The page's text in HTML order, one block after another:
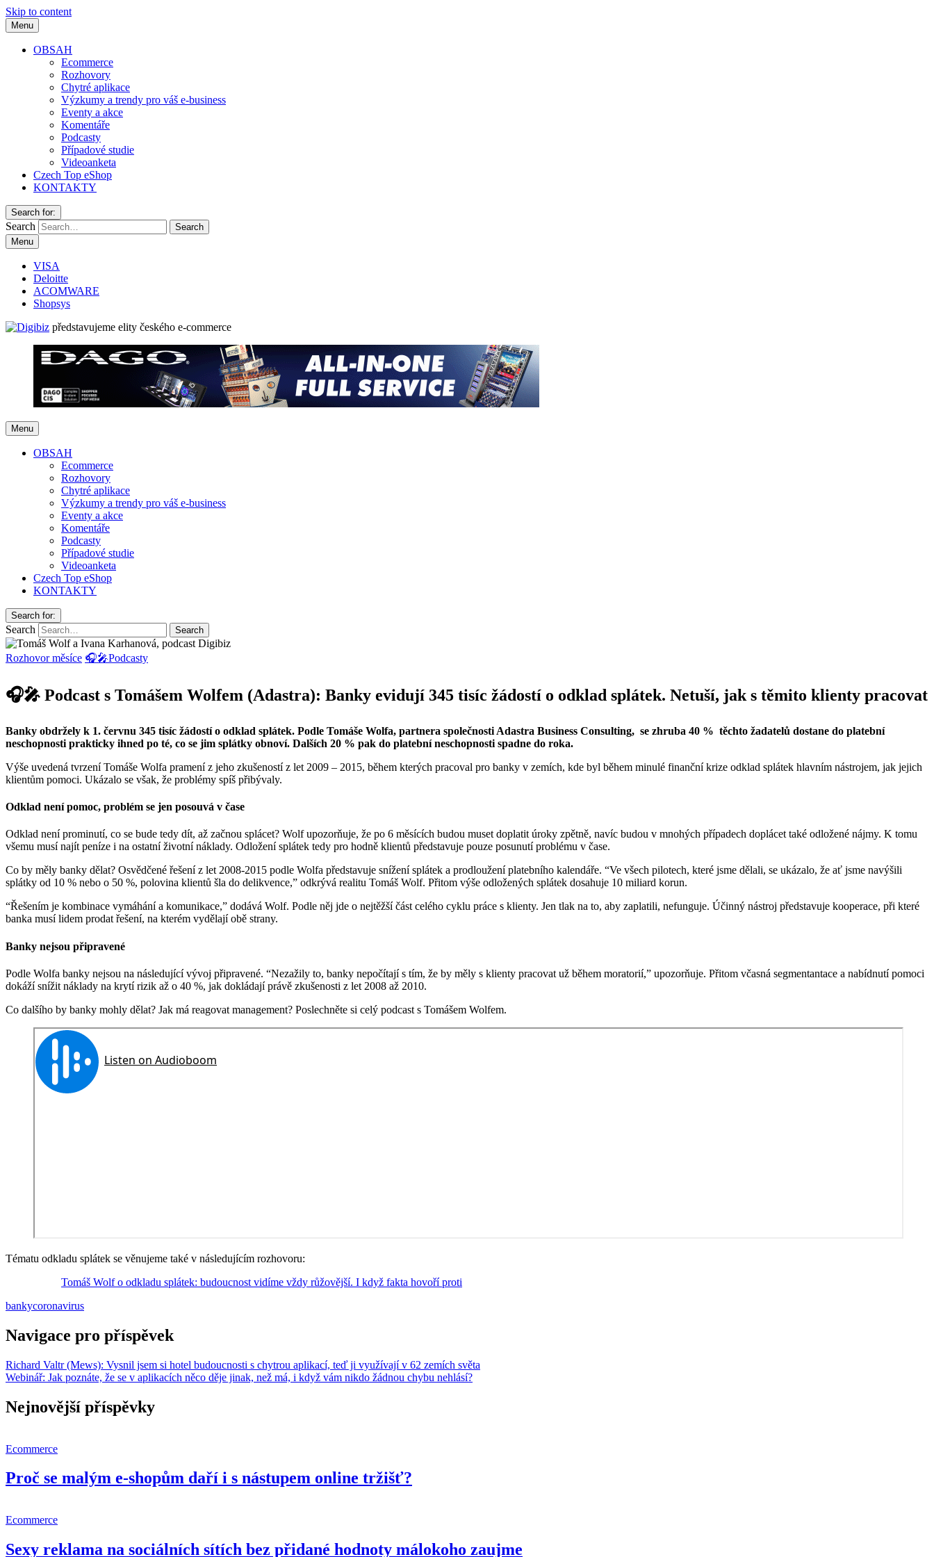
Skip to content
Menu
OBSAH
Ecommerce
Rozhovory
Chytré aplikace
Výzkumy a trendy pro váš e-business
Eventy a akce
Komentáře
Podcasty
Případové studie
Videoanketa
Czech Top eShop
KONTAKTY
Search for:
Search
Menu
VISA
Deloitte
ACOMWARE
Shopsys
představujeme elity českého e-commerce
Menu
OBSAH
Ecommerce
Rozhovory
Chytré aplikace
Výzkumy a trendy pro váš e-business
Eventy a akce
Komentáře
Podcasty
Případové studie
Videoanketa
Czech Top eShop
KONTAKTY
Search for:
Search
Rozhovor měsíce 🎧🎤Podcasty
🎧🎤 Podcast s Tomášem Wolfem (Adastra): Banky evidují 345 tisíc žádostí o odklad splátek. Netuší, jak s těmito klienty pracovat
Banky obdržely k 1. červnu 345 tisíc žádostí o odklad splátek. Podle Tomáše Wolfa, partnera společnosti Adastra Business Consulting, se zhruba 40 % těchto žadatelů dostane do platební
neschopnosti prakticky ihned po té, co se jim splátky obnoví. Dalších 20 % pak do platební neschopnosti spadne do roka.
Výše uvedená tvrzení Tomáše Wolfa pramení z jeho zkušeností z let 2009 – 2015, během kterých pracoval pro banky v zemích, kde byl během minulé finanční krize odklad splátek hlavním nástrojem, jak jejich
klientům pomoci. Ukázalo se však, že problémy spíš přibývaly.
Odklad není pomoc, problém se jen posouvá v čase
Odklad není prominutí, co se bude tedy dít, až začnou splácet? Wolf upozorňuje, že po 6 měsících budou muset doplatit úroky zpětně, navíc budou v mnohých případech doplácet také odložené nájmy. K tomu
všemu musí najít peníze i na ostatní životní náklady. Odložení splátek tedy pro hodně klientů představuje pouze posunutí problému v čase.
Co by měly banky dělat? Osvědčené řešení z let 2008-2015 podle Wolfa představuje snížení splátek a prodloužení platebního kalendáře. “Ve všech pilotech, které jsme dělali, se ukázalo, že ať jsme navýšili
splátky od 10 % nebo o 50 %, polovina klientů šla do delikvence,” odkrývá realitu Tomáš Wolf. Přitom výše odložených splátek dosahuje 10 miliard korun.
“Řešením je kombinace vymáhání a komunikace,” dodává Wolf. Podle něj jde o nejtěžší část celého cyklu práce s klienty. Jen tlak na to, aby zaplatili, nefunguje. Účinný nástroj představuje kooperace, při které
banka musí lidem prodat řešení, na kterém vydělají obě strany.
Banky nejsou připravené
Podle Wolfa banky nejsou na následující vývoj připravené. “Nezažily to, banky nepočítají s tím, že by měly s klienty pracovat už během moratorií,” upozorňuje. Přitom včasná segmentantace a nabídnutí pomoci
dokáží snížit náklady na krytí rizik až o 40 %, jak dokládají právě zkušenosti z let 2008 až 2010.
Co dalšího by banky mohly dělat? Jak má reagovat management? Poslechněte si celý podcast s Tomášem Wolfem.
Tématu odkladu splátek se věnujeme také v následujícím rozhovoru:
Tomáš Wolf o odkladu splátek: budoucnost vidíme vždy růžovější. I když fakta hovoří proti
bankycoronavirus
Navigace pro příspěvek
Richard Valtr (Mews): Vysnil jsem si hotel budoucnosti s chytrou aplikací, teď ji využívají v 62 zemích světa
Webinář: Jak poznáte, že se v aplikacích něco děje jinak, než má, i když vám nikdo žádnou chybu nehlásí?
Nejnovější příspěvky
Ecommerce
Proč se malým e-shopům daří i s nástupem online tržišť?
Ecommerce
Sexy reklama na sociálních sítích bez přidané hodnoty málokoho zaujme